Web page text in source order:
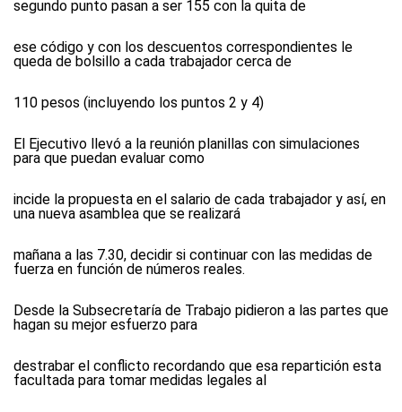
segundo punto pasan a ser 155 con la quita de
ese código y con los descuentos correspondientes le
queda de bolsillo a cada trabajador cerca de
110 pesos (incluyendo los puntos 2 y 4)
El Ejecutivo llevó a la reunión planillas con simulaciones
para que puedan evaluar como
incide la propuesta en el salario de cada trabajador y así, en
una nueva asamblea que se realizará
mañana a las 7.30, decidir si continuar con las medidas de
fuerza en función de números reales.
Desde la Subsecretaría de Trabajo pidieron a las partes que
hagan su mejor esfuerzo para
destrabar el conflicto recordando que esa repartición esta
facultada para tomar medidas legales al